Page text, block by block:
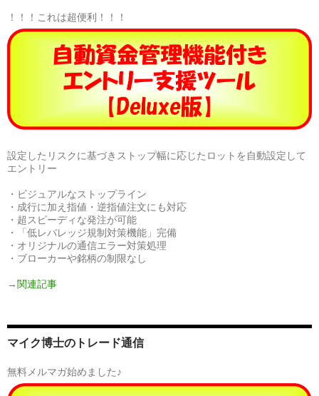
！！！これは超便利！！！
設定したリスクに基づきストップ幅に応じたロットを自動設定して
エントリー
・ビジュアルなストップライン
・成行に加え指値・逆指値注文にも対応
・超スピーディな発注が可能
・「低レバレッジ規制対策機能」完備
・オリジナルの通信エラー対策処理
・ブローカーや銘柄の制限なし
→ 関連記事
マイク博士のトレード通信
無料メルマガ始めました♪